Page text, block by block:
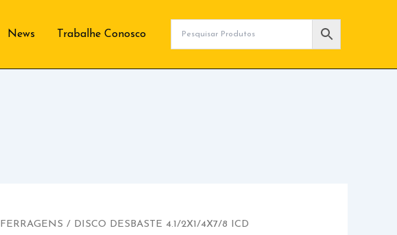
News Trabalhe Conosco
FERRAGENS / DISCO DESBASTE 4.1/2X1/4X7/8 ICD